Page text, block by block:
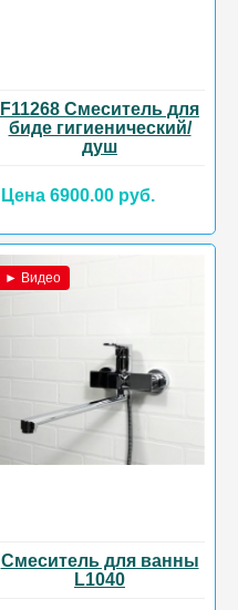
F11268 Смеситель для
биде гигиенический/
душ
Цена 6900.00 руб.
► Видео
Смеситель для ванны
L1040